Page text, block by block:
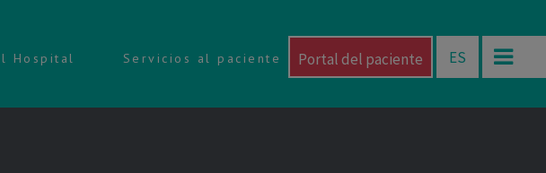
Hospital Servicios al paciente Portal del paciente ES